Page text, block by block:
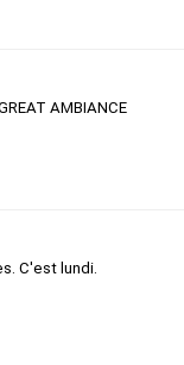
AMBIANCE
C'est lundi.